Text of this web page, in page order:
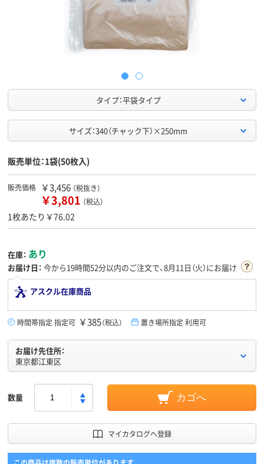
タイプ：平袋タイプ
サイズ：340（チャック下）×250mm
販売単位：1袋(50枚入)
販売価格 ￥3,456 （税抜き）
￥3,801 （税込）
1枚あたり￥76.02
在庫： あり
お届け日： 今から19時間52分以内のご注文で、8月11日（火）にお届け
アスクル在庫商品
時間帯指定 指定可 ￥385（税込） 置き場所指定 利用可
お届け先住所：
東京都江東区
数量 カゴへ
マイカタログへ登録